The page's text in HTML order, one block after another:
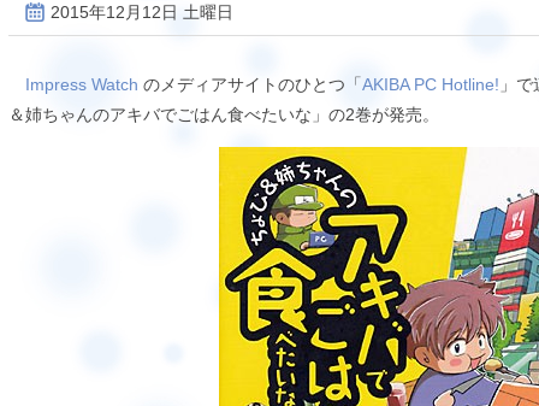
2015年12月12日 土曜日
Impress Watch のメディアサイトのひとつ「AKIBA PC Hotline! 」
＆姉ちゃんのアキバでごはん食べたいな」の2巻が発売。